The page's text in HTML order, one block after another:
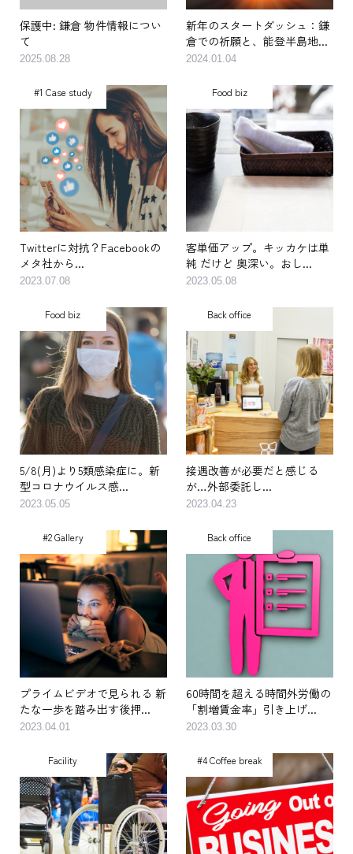
保護中: 鎌倉 物件情報につい
て
新年のスタートダッシュ：鎌
倉での祈願と、能登半島地...
#1 Case study
Twitterに対抗？Facebookの
メタ社から...
客単価アップ。キッカケは単
純 だけど 奥深い。おし...
5/8(月)より5類感染症に。新
型コロナウイルス感...
接遇改善が必要だと感じる
が…外部委託し...
#2 Gallery
プライムビデオで見られる 新
たな一歩を踏み出す後押...
60時間を超える時間外労働の
「割増賃金率」引き上げ...
Facility